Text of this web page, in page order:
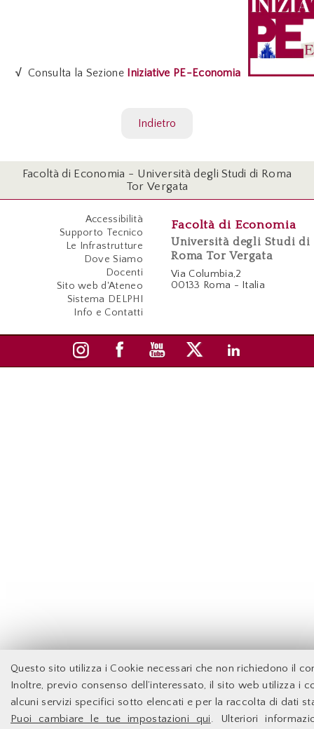
Questo sito utilizza i Cookie necessari che non richiedono il
Inoltre, previo consenso dell’interessato, il sito web utilizza i
alcuni servizi specifici sotto elencati e per la raccolta di dati
Puoi cambiare le tue impostazioni qui. Ulteriori
√ Consulta la Sezione Iniziative PE-Economia
Indietro
Facoltà di Economia - Università degli Studi di Roma
Tor Vergata
Accessibilità
Supporto Tecnico
Le Infrastrutture
Dove Siamo
Docenti
Sito web d'Ateneo
Sistema DELPHI
Info e Contatti
Facoltà di Economia
Università degli Studi di
Roma Tor Vergata
Via Columbia,2
00133 Roma - Italia